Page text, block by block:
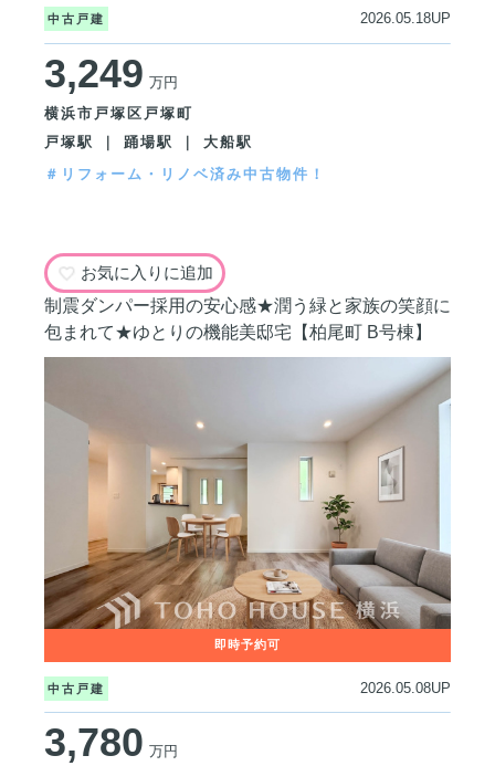
中古戸建 2026.05.18UP
3,249 万円
横浜市戸塚区戸塚町
戸塚駅 ｜ 踊場駅 ｜ 大船駅
＃リフォーム・リノベ済み中古物件！
お気に入りに追加
制震ダンパー採用の安心感★潤う緑と家族の笑顔に
包まれて★ゆとりの機能美邸宅【柏尾町 B号棟】
中古戸建 2026.05.08UP
3,780 万円